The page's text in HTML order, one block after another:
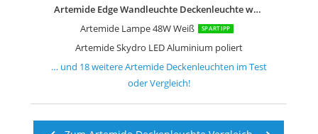
Artemide Edge Wandleuchte Deckenleuchte weiss Groesse 2 = 30x30cm
Artemide Lampe 48W Weiß
SPARTIPP
Artemide Skydro LED Aluminium poliert
… und 18weitereArtemide Deckenleuchten im Test
oder Vergleich!